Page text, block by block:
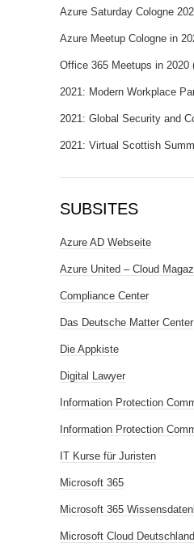
Azure Saturday Cologne
Azure Meetup Cologne in
Office 365 Meetups in 2020
2021: Modern Workplace
2021: Global Security and
2021: Virtual Scottish
SUBSITES
Azure AD Webseite
Azure United – Cloud
Compliance Center
Das Deutsche Matter Center
Die Appkiste
Digital Lawyer
Information Protection
Information Protection
IT Kurse für Juristen
Microsoft 365
Microsoft 365
Microsoft Cloud